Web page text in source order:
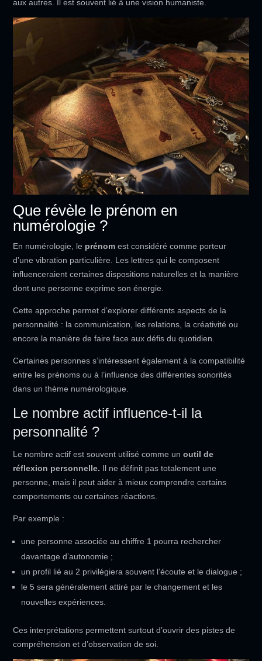
aux autres. Il est souvent lié à une vision humaniste.
Que révèle le prénom en
numérologie ?
En numérologie, le prénomest considéré comme porteur
d’une vibration particulière. Les lettres qui le composent
influenceraient certaines dispositions naturelles et la manière
dont une personne exprime son énergie.
Cette approche permet d’explorer différents aspects de la
personnalité : la communication, les relations, la créativité ou
encore la manière de faire face aux défis du quotidien.
Certaines personnes s’intéressent également à la compatibilité
entre les prénoms ou à l’influence des différentes sonorités
dans un thème numérologique.
Le nombre actif influence-t-il la
personnalité ?
Le nombre actif est souvent utilisé comme unoutil de
réflexion personnelle. Il ne définit pas totalement une
personne, mais il peut aider à mieux comprendre certains
comportements ou certaines réactions.
Par exemple :
une personne associée au chiffre 1 pourra rechercher
davantage d’autonomie ;
un profil lié au 2 privilégiera souvent l’écoute et le dialogue ;
le 5 sera généralement attiré par le changement et les
nouvelles expériences.
Ces interprétations permettent surtout d’ouvrir des pistes de
compréhension et d’observation de soi.